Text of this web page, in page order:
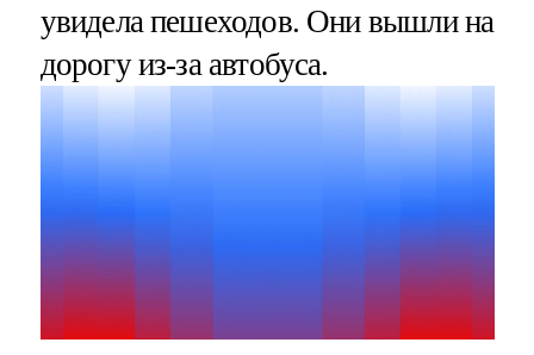
увидела пешеходов. Они вышли на
дорогу из-за автобуса.